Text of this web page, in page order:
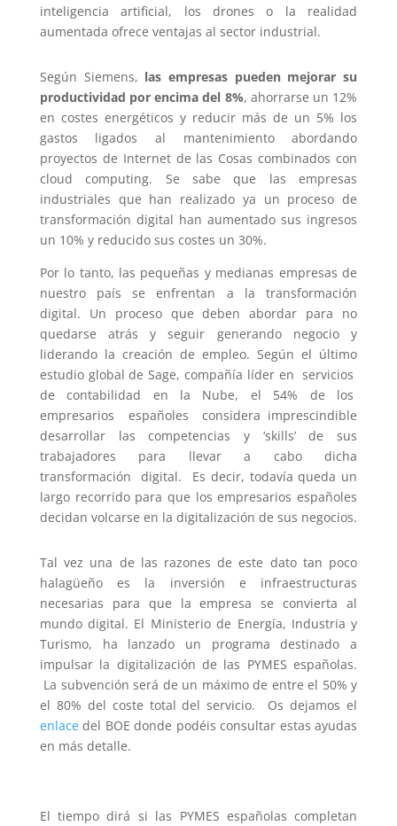
inteligencia artificial, los drones o la realidad
aumentada ofrece ventajas al sector industrial.
Según Siemens, las empresas pueden mejorar su
productividad por encima del 8%, ahorrarse un 12%
en costes energéticos y reducir más de un 5% los
gastos ligados al mantenimiento abordando
proyectos de Internet de las Cosas combinados con
cloud computing. Se sabe que las empresas
industriales que han realizado ya un proceso de
transformación digital han aumentado sus ingresos
un 10% y reducido sus costes un 30%.
Por lo tanto, las pequeñas y medianas empresas de
nuestro país se enfrentan a la transformación
digital. Un proceso que deben abordar para no
quedarse atrás y seguir generando negocio y
liderando la creación de empleo. Según el último
estudio global de Sage, compañía líder en servicios
de contabilidad en la Nube, el 54% de los
empresarios españoles considera imprescindible
desarrollar las competencias y ‘skills’ de sus
trabajadores para llevar a cabo dicha
transformación digital. Es decir, todavía queda un
largo recorrido para que los empresarios españoles
decidan volcarse en la digitalización de sus negocios.
Tal vez una de las razones de este dato tan poco
halagüeño es la inversión e infraestructuras
necesarias para que la empresa se convierta al
mundo digital. El Ministerio de Energía, Industria y
Turismo, ha lanzado un programa destinado a
impulsar la digitalización de las PYMES españolas.
La subvención será de un máximo de entre el 50% y
el 80% del coste total del servicio. Os dejamos el
enlacedel BOE donde podéis consultar estas ayudas
en más detalle.
El tiempo dirá si las PYMES españolas completan